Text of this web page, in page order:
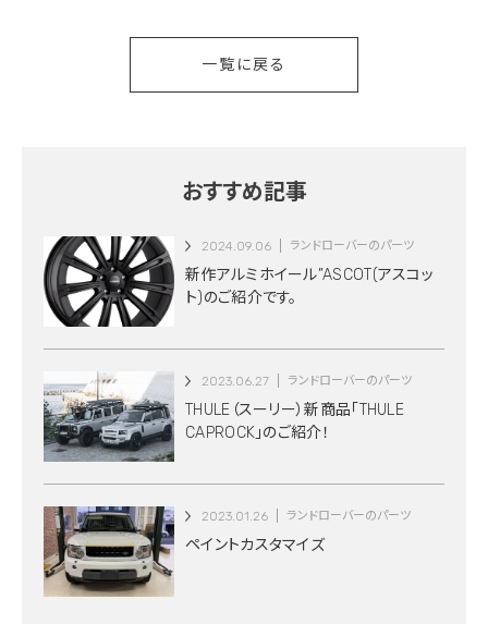
一覧に戻る
おすすめ記事
2024.09.06 ランドローバーのパーツ
新作アルミホイール”ASCOT(アスコッ
ト)のご紹介です。
2023.06.27 ランドローバーのパーツ
THULE（スーリー）新商品「THULE
CAPROCK」のご紹介！
2023.01.26 ランドローバーのパーツ
ペイントカスタマイズ